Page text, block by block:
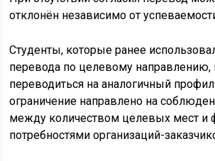
отклонён независимо от
Студенты, которые ранее
перевода по целевому направлению,
переводиться на аналогичный
ограничение направлено на
между количеством целевых мест и
потребностями организаций-